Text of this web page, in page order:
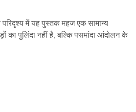
परिदृश्य में यह पुस्तक महज एक सामान्य
का पुलिंदा नहीं है, बल्कि पसमांदा आंदोलन के